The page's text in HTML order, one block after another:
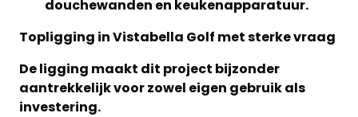
douchewanden en keukenapparatuur.
Topligging in Vistabella Golf met sterke vraag
De ligging maakt dit project bijzonder
aantrekkelijk voor zowel eigen gebruik als
investering.